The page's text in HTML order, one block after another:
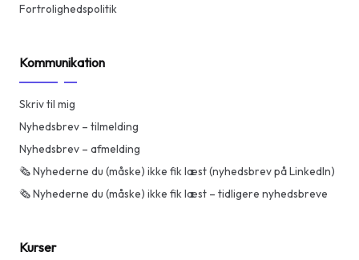
Fortrolighedspolitik
Kommunikation
Skriv til mig
Nyhedsbrev – tilmelding
Nyhedsbrev – afmelding
🗞️ Nyhederne du (måske) ikke fik læst (nyhedsbrev på LinkedIn)
🗞️ Nyhederne du (måske) ikke fik læst – tidligere nyhedsbreve
Kurser